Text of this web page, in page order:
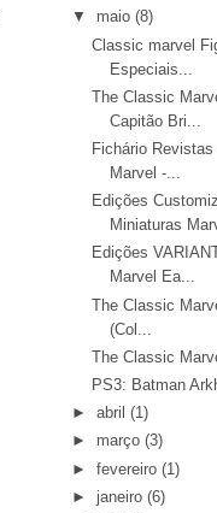
▼
maio (8)
Classic marvel
Especiais...
The Classic
Capitão Bri...
Fichário
Marvel -...
Edições
Miniaturas
Edições
Marvel Ea...
The Classic
(Col...
The Classic
PS3: Batman
►abril (1)
► março (3)
►fevereiro (1)
► janeiro (6)